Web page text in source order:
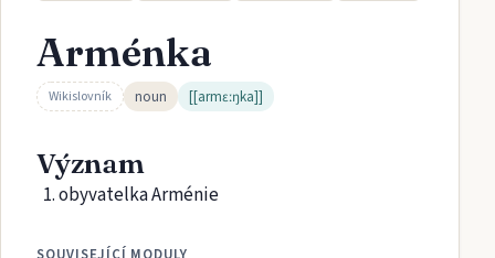
Arménka
Wikislovník noun [[armɛːŋka]]
Význam
obyvatelka Arménie